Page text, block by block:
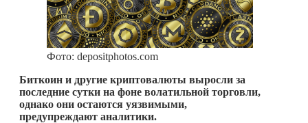
Фото: depositphotos.com
Биткоин и другие криптовалюты выросли за
последние сутки на фоне волатильной торговли,
однако они остаются уязвимыми,
предупреждают аналитики.